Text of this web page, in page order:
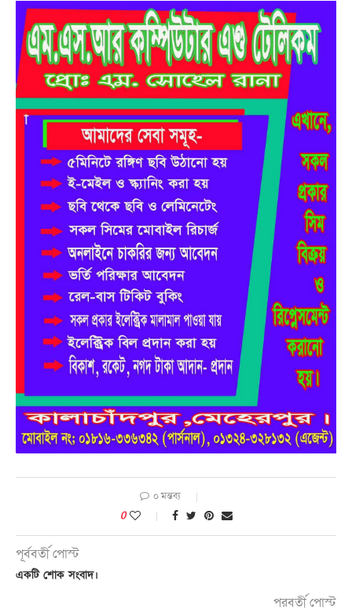
০ মন্তব্য
0
পূর্ববর্তী পোস্ট
একটি শোক সংবাদ।
পরবর্তী পোস্ট